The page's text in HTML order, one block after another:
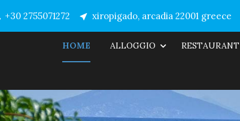
+30 2755071272 xiropigado, arcadia 22001 greece
HOME ALLOGGIO RESTAURANT